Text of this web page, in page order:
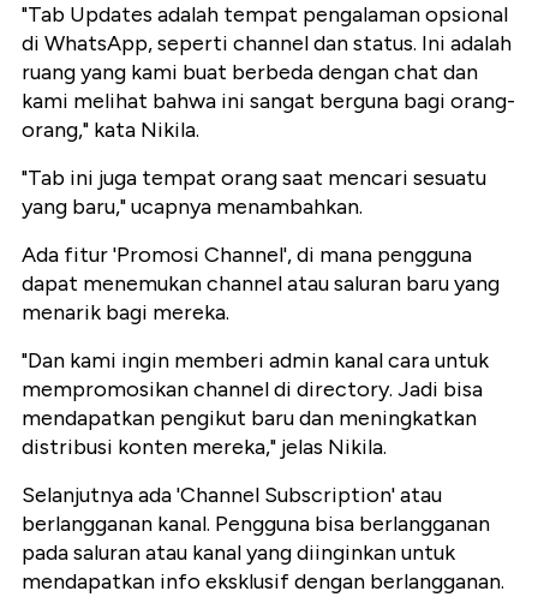
"Tab Updates adalah tempat pengalaman opsional
di WhatsApp, seperti channel dan status. Ini adalah
ruang yang kami buat berbeda dengan chat dan
kami melihat bahwa ini sangat berguna bagi orang-
orang," kata Nikila.
"Tab ini juga tempat orang saat mencari sesuatu
yang baru," ucapnya menambahkan.
Ada fitur 'Promosi Channel', di mana pengguna
dapat menemukan channel atau saluran baru yang
menarik bagi mereka.
"Dan kami ingin memberi admin kanal cara untuk
mempromosikan channel di directory. Jadi bisa
mendapatkan pengikut baru dan meningkatkan
distribusi konten mereka," jelas Nikila.
Selanjutnya ada 'Channel Subscription' atau
berlangganan kanal. Pengguna bisa berlangganan
pada saluran atau kanal yang diinginkan untuk
mendapatkan info eksklusif dengan berlangganan.